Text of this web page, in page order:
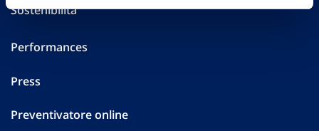
Sostenibilità
Performances
Press
Preventivatore online